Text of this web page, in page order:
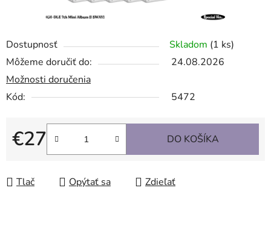
Dostupnosť Skladom (1 ks)
Môžeme doručiť do:
24.08.2026
Možnosti doručenia
Kód:
5472
€27
Jednotková cena:
DO KOŠÍKA
Tlač Opýtať sa Zdieľať